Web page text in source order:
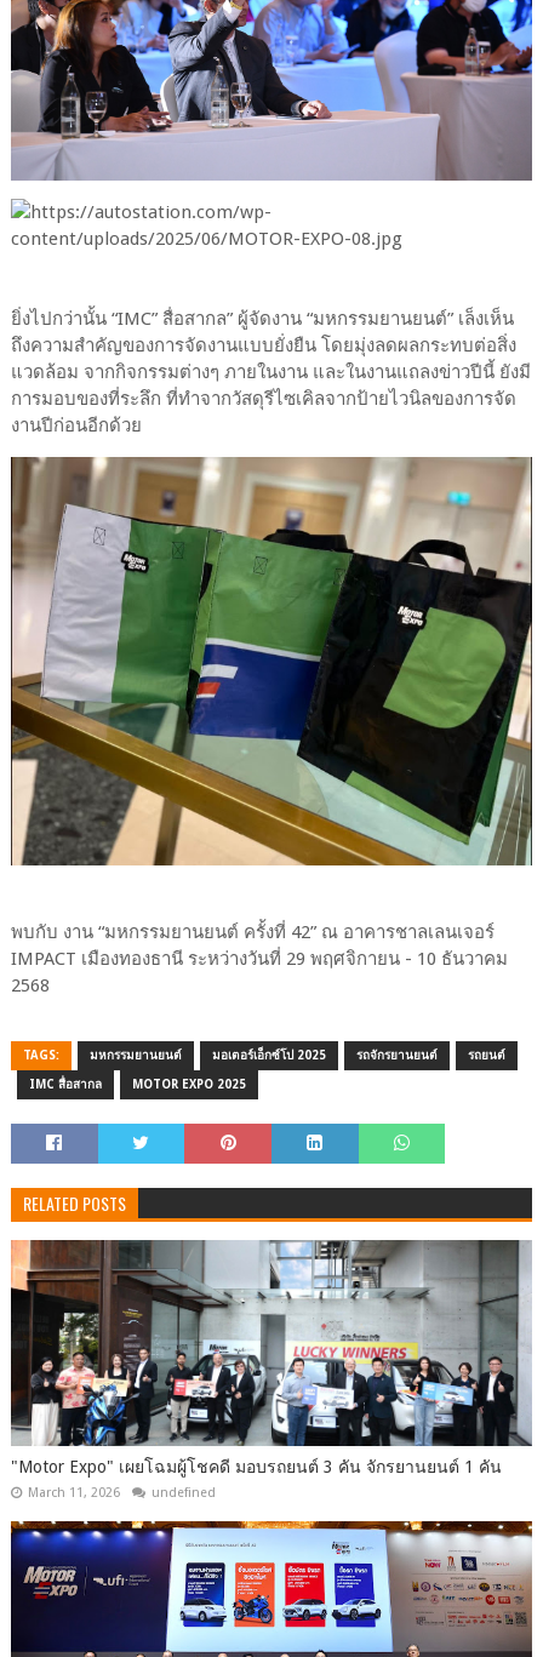
ยิ่งไปกว่านั้น “IMC” สื่อสากล” ผู้จัดงาน “มหกรรมยานยนต์” เล็งเห็น
ถึงความสำคัญของการจัดงานแบบยั่งยืน โดยมุ่งลดผลกระทบต่อสิ่ง
แวดล้อม จากกิจกรรมต่างๆ ภายในงาน และในงานแถลงข่าวปีนี้ ยังมี
การมอบของที่ระลึก ที่ทำจากวัสดุรีไซเคิลจากป้ายไวนิลของการจัด
งานปีก่อนอีกด้วย
พบกับ งาน “มหกรรมยานยนต์ ครั้งที่ 42” ณ อาคารชาลเลนเจอร์
IMPACT เมืองทองธานี ระหว่างวันที่ 29 พฤศจิกายน - 10 ธันวาคม
2568
TAGS: มหกรรมยานยนต์ มอเตอร์เอ็กซ์โป 2025 รถจักรยานยนต์ รถยนต์
IMC สื่อสากล MOTOR EXPO 2025
RELATED POSTS
"Motor Expo" เผยโฉมผู้โชคดี มอบรถยนต์ 3 คัน จักรยานยนต์ 1 คัน
March 11, 2026 undefined